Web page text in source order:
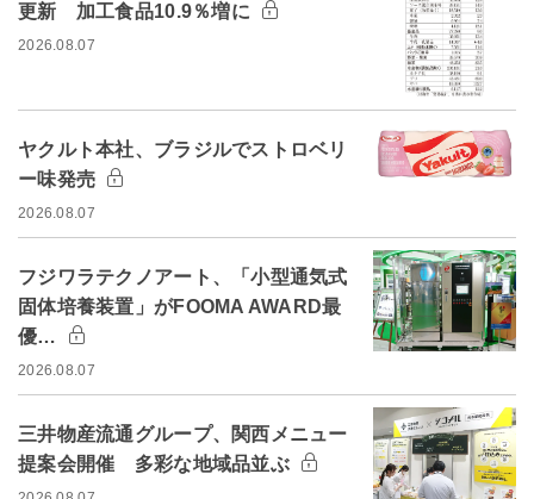
更新 加工食品10.9％増に
2026.08.07
ヤクルト本社、ブラジルでストロベリ
ー味発売
2026.08.07
フジワラテクノアート、「小型通気式
固体培養装置」がFOOMA AWARD最
優…
2026.08.07
三井物産流通グループ、関西メニュー
提案会開催 多彩な地域品並ぶ